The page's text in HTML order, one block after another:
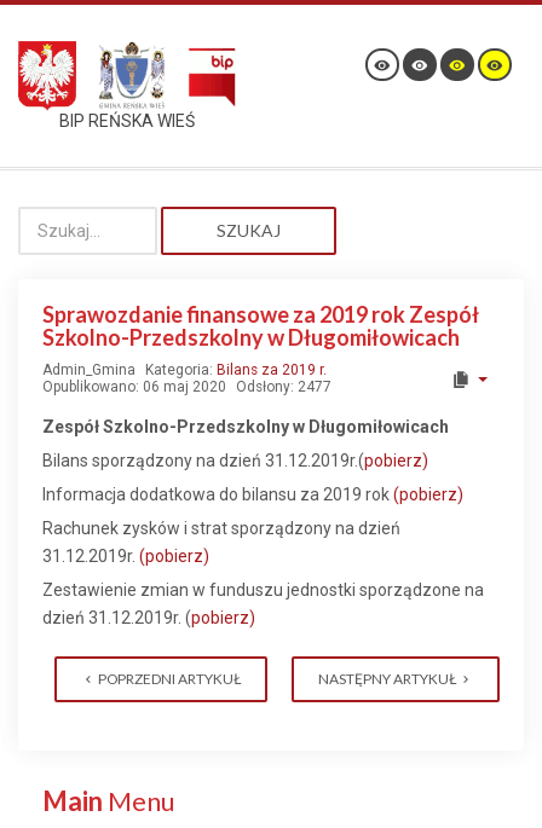
BIP REŃSKA WIEŚ
SZUKAJ
Sprawozdanie finansowe za 2019 rok Zespół
Szkolno-Przedszkolny w Długomiłowicach
Admin_Gmina Kategoria: Bilans za 2019 r.
Opublikowano: 06 maj 2020
Odsłony: 2477
Zespół Szkolno-Przedszkolny w Długomiłowicach
Bilans sporządzony na dzień 31.12.2019r.(pobierz)
Informacja dodatkowa do bilansu za 2019 rok(pobierz)
Rachunek zysków i strat sporządzony na dzień
31.12.2019r. (pobierz)
Zestawienie zmian w funduszu jednostki sporządzone na
dzień 31.12.2019r. (pobierz)
POPRZEDNI ARTYKUŁ NASTĘPNY ARTYKUŁ
Main Menu